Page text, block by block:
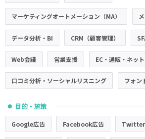
マーケティングオートメーション（MA）
データ分析・BI CRM（顧客管理）
Web会議 営業支援 EC・通販・ネッ
口コミ分析・ソーシャルリスニング フォン
● 目的・施策
Google広告 Facebook広告 Twitter